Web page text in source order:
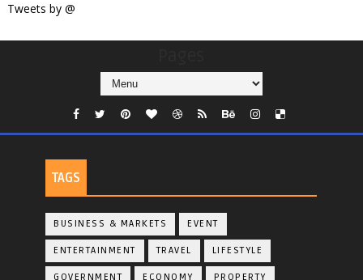
Tweets by @
TAGS
BUSINESS & MARKETS EVENT
ENTERTAINMENT TRAVEL LIFESTYLE
GOVERNMENT ECONOMY PROPERTY